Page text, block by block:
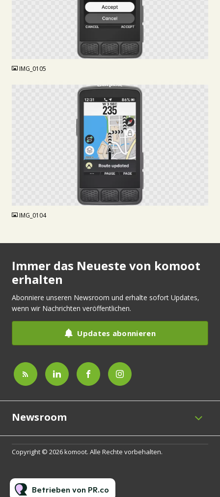
IMG_0105
IMG_0104
Immer das Neueste von komoot
erhalten
Abonniere unseren Newsroom und erhalte sofort Updates,
wenn wir Nachrichten veröffentlichen.
Updates abonnieren
Newsroom
Copyright © 2026 komoot. Alle Rechte vorbehalten.
Betrieben von PR.co